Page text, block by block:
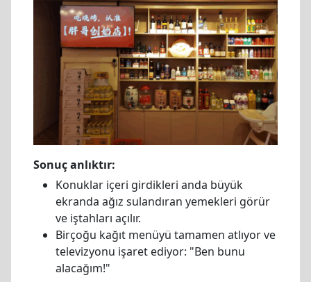
Sonuç anlıktır:
Konuklar içeri girdikleri anda büyük
ekranda ağız sulandıran yemekleri görür
ve iştahları açılır.
Birçoğu kağıt menüyü tamamen atlıyor ve
televizyonu işaret ediyor: "Ben bunu
alacağım!"